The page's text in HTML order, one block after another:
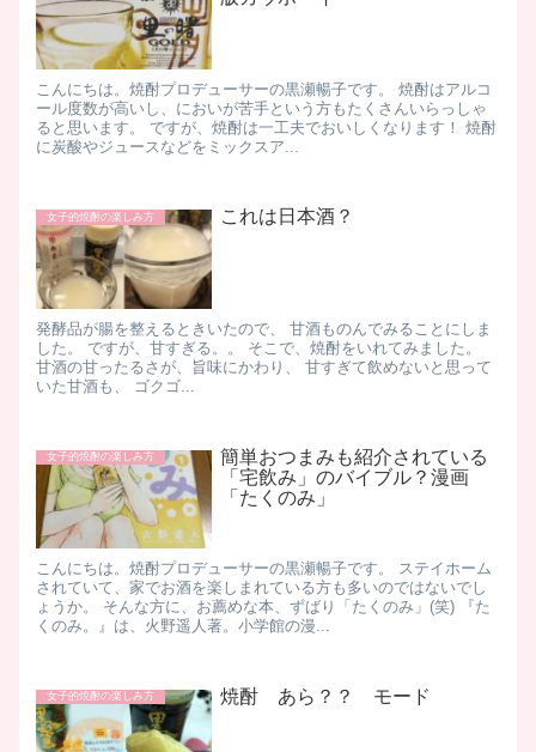
こんにちは。焼酎プロデューサーの黒瀬暢子です。 焼酎はアルコ
ール度数が高いし、においが苦手という方もたくさんいらっしゃ
ると思います。 ですが、焼酎は一工夫でおいしくなります！ 焼酎
に炭酸やジュースなどをミックスア...
女子的焼酎の楽しみ方 これは日本酒？
発酵品が腸を整えるときいたので、 甘酒ものんでみることにしま
した。 ですが、甘すぎる。。 そこで、焼酎をいれてみました。
甘酒の甘ったるさが、旨味にかわり、 甘すぎて飲めないと思って
いた甘酒も、 ゴクゴ...
女子的焼酎の楽しみ方
簡単おつまみも紹介されている
「宅飲み」のバイブル？漫画
「たくのみ」
こんにちは。焼酎プロデューサーの黒瀬暢子です。 ステイホーム
されていて、家でお酒を楽しまれている方も多いのではないでし
ょうか。 そんな方に、お薦めな本、ずばり「たくのみ」(笑) 『た
くのみ。』は、火野遥人著。小学館の漫...
女子的焼酎の楽しみ方 焼酎 あら？？ モード